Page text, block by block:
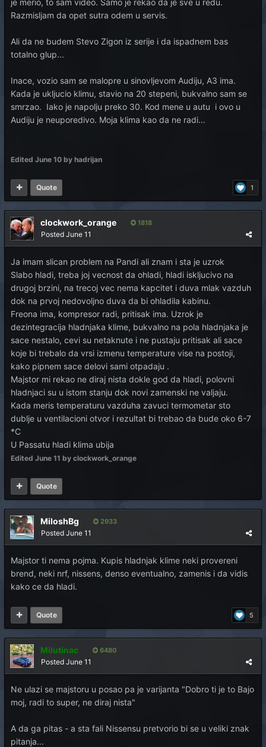
je merio, to sam video. Samo je rekao da je sve u redu.
Razmisljam da opet sutra odem u servis.
Ali da ne budem Stevo Zigon iz serije i da ispadnem bas
totalno glup...
Inace, vozio sam se malopre u sinovljevom Audiju, A3 ima.
Kada je ukljucio klimu, stavio na 20 stepeni, bukvalno sam se
smrzao. Iako je napolju preko 30. Kod mene u autu i ovo u
Audiju je neuporedivo. Moja klima kao da ne radi...
Edited June 10 by hadrijan
1
Quote
clockwork_orange 1818
Posted June 11
Ja imam slican problem na Pandi ali znam i sta je uzrok
Slabo hladi, treba joj vecnost da ohladi, hladi iskljucivo na
drugoj brzini, na trecoj vec nema kapcitet i duva mlak vazduh
dok na prvoj nedovoljno duva da bi ohladila kabinu.
Freona ima, kompresor radi, pritisak ima. Uzrok je
dezintegracija hladnjaka klime, bukvalno na pola hladnjaka je
sace nestalo, cevi su netaknute i ne pustaju pritisak ali sace
koje bi trebalo da vrsi izmenu temperature vise na postoji,
kako pipnem sace delovi sami otpadaju .
Majstor mi rekao ne diraj nista dokle god da hladi, polovni
hladnjaci su u istom stanju dok novi zamenski ne valjaju.
Kada meris temperaturu vazduha zavuci termometar sto
dublje u ventilacioni otvor i rezultat bi trebao da bude oko 6-7
*C
U Passatu hladi klima ubija
Edited June 11 by clockwork_orange
Quote
MiloshBg 2933
Posted June 11
Majstor ti nema pojma. Kupis hladnjak klime neki provereni
brend, neki nrf, nissens, denso eventualno, zamenis i da vidis
kako ce da hladi.
5
Quote
Milutinac 6480
Posted June 11
Ne ulazi se majstoru u posao pa je varijanta "Dobro ti je to Bajo
moj, radi to super, ne diraj nista"
A da ga pitas - a sta fali Nissensu pretvorio bi se u veliki znak
pitanja...